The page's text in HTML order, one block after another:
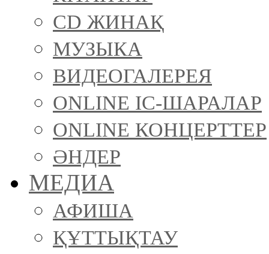
CD ЖИНАҚ
МУЗЫКА
ВИДЕОГАЛЕРЕЯ
ONLINE ІС-ШАРАЛАР
ONLINE КОНЦЕРТТЕР
ӘНДЕР
МЕДИА
АФИША
ҚҰТТЫҚТАУ